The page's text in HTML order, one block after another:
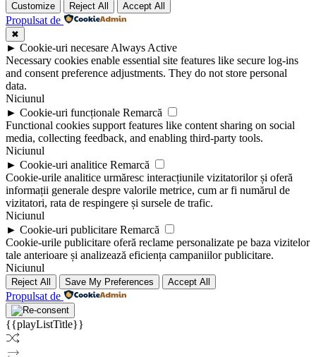
Customize Reject All Accept All
Propulsat de
✖
► Cookie-uri necesare Always Active
Necessary cookies enable essential site features like secure log-ins
and consent preference adjustments. They do not store personal
data.
Niciunul
► Cookie-uri funcționale Remarcă
Functional cookies support features like content sharing on social
media, collecting feedback, and enabling third-party tools.
Niciunul
► Cookie-uri analitice Remarcă
Cookie-urile analitice urmăresc interacțiunile vizitatorilor și oferă
informații generale despre valorile metrice, cum ar fi numărul de
vizitatori, rata de respingere și sursele de trafic.
Niciunul
► Cookie-uri publicitare Remarcă
Cookie-urile publicitare oferă reclame personalizate pe baza vizitelor
tale anterioare și analizează eficiența campaniilor publicitare.
Niciunul
Reject All Save My Preferences Accept All
Propulsat de
{{playListTitle}}